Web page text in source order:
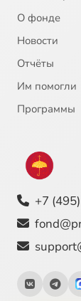
О фонде
Новости
Отчёты
Им помогли
Программы
+7